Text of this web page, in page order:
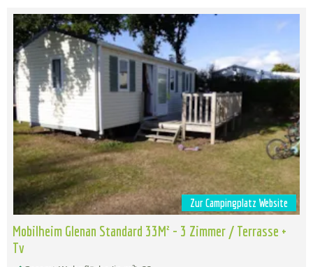
Zur Campingplatz Website
Mobilheim Glenan Standard 33M² - 3 Zimmer / Terrasse +
Tv